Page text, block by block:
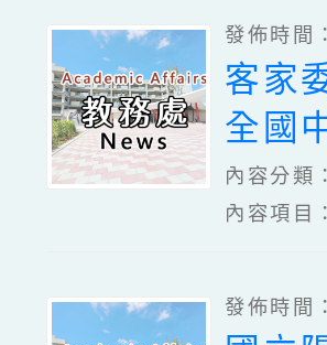
發佈時
客家
全國
賽」
辦理
辦理
內容分類：
內容項目：
發佈時